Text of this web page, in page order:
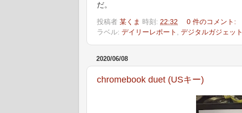
だ。
投稿者 某くま 時刻: 22:32
0 件のコメント:
ラベル: デイリーレポート , デジタルガジェット
2020/06/08
chromebook duet (USキー)